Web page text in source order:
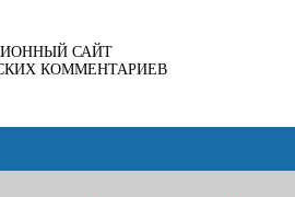
САЙТ
КОММЕНТАРИЕВ